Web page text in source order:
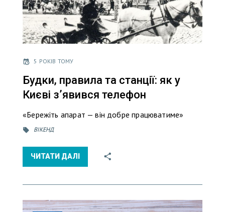
5 РОКІВ ТОМУ
Будки, правила та станції: як у
Києві зʼявився телефон
«Бережіть апарат — він добре працюватиме»
ВІКЕНД
ЧИТАТИ ДАЛІ